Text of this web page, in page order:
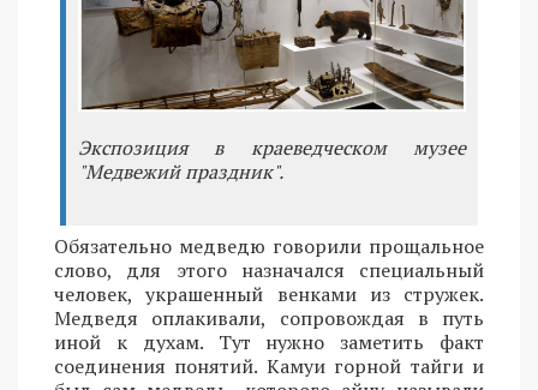
Экспозиция в краеведческом музее
"Медвежий праздник".
Обязательно медведю говорили прощальное
слово, для этого назначался специальный
человек, украшенный венками из стружек.
Медведя оплакивали, сопровождая в путь
иной к духам. Тут нужно заметить факт
соединения понятий. Камуи горной тайги и